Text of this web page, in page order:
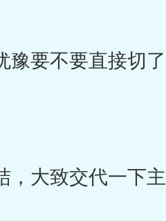
豫要不要直接切
大致交代一下主